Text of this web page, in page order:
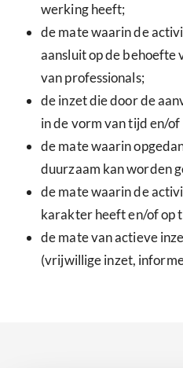
werking heeft;
de mate waarin de
aansluit op de behoefte
van professionals;
de inzet die door de
in de vorm van tijd en/of
de mate waarin
duurzaam kan worden
de mate waarin de
karakter heeft en/of op
de mate van actieve
(vrijwillige inzet,